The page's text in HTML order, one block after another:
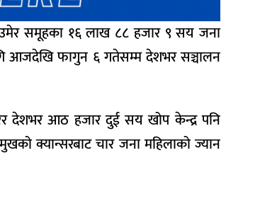
उमेर समूहका १६ लाख ८८ हजार ९ सय जना
आजदेखि फागुन ६ गतेसम्म देशभर सञ्चालन
देशभर आठ हजार दुई सय खोप केन्द्र पनि
क्यान्सरबाट चार जना महिलाको ज्यान